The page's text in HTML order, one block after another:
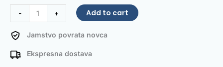
- + Add to cart
Jamstvo povrata novca
Ekspresna dostava